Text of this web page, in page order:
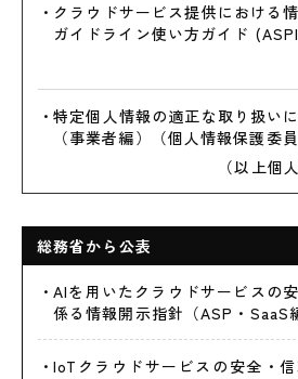
クラウドサービス提供における
ガイドライン使い方ガイド
特定個人情報の適正な取り扱い
（事業者編）（個人情報保護委
（以上個
総務省から公表
AIを用いたクラウドサービスの
係る情報開示指針（ASP・SaaS
loTクラウドサービスの安全・